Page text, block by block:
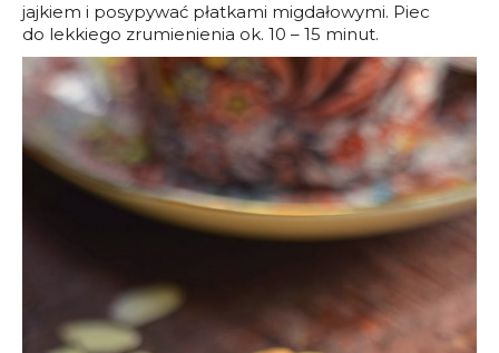
jajkiem i posypywać płatkami migdałowymi. Piec
do lekkiego zrumienienia ok. 10 – 15 minut.